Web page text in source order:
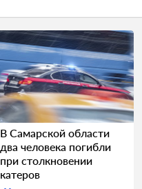
В Самарской области
два человека погибли
при столкновении
катеров